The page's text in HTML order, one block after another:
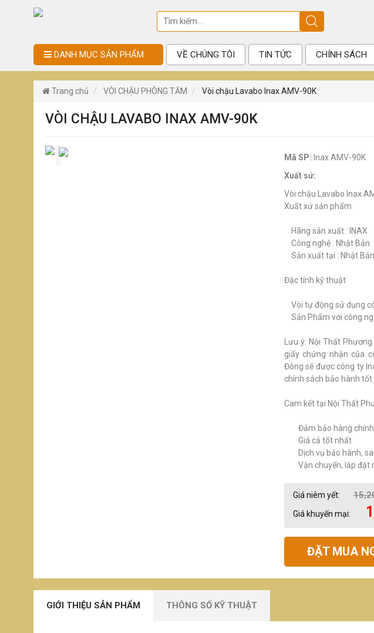
DANH MỤC SẢN PHẨM VỀ CHÚNG TÔI TIN TỨC CHÍNH SÁCH
Trang chủ VÒI CHẬU PHÒNG TẰM Vòi chậu Lavabo Inax AMV-90K
VÒI CHẬU LAVABO INAX AMV-90K
Mã SP: Inax AMV-90K
Xuất sứ:
Vòi chậu Lavabo Inax
Xuất xứ sản phẩm
Hãng sản xuất : INAX
Công nghệ : Nhật Bản
Sản xuất tại : Nhật Bản
Đặc tính kỹ thuật
Vòi tự động sử dụng
Sản Phẩm với công
Lưu ý: Nội Thất
giấy chứng nhận của
Đông sẽ được công ty
chính sách bảo hành tốt
Cam kết tại Nội Thất
Đảm bảo hàng chính
Giá cả tốt nhất
Dịch vụ bảo hành,
Vận chuyển, lắp đặt
Giá niêm yết:
Giá khuyến mại:
ĐẶT MUA
GIỚI THIỆU SẢN PHẨM THÔNG SỐ KỸ THUẬT